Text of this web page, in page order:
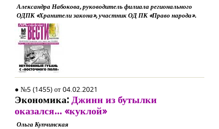
Александра Набокова, руководитель филиала регионального
ОДПК «Хранители закона», участник ОД ПК «Право народа».
● №5 (1455) от 04.02.2021
Экономика:Джинн из бутылки
оказался… «куклой»
Ольга Купчинская